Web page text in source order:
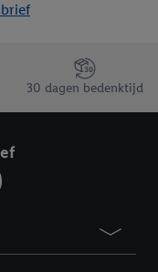
klant
30 dagen bedenktijd